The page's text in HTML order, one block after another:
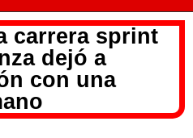
carrera sprint
dejó a
con una